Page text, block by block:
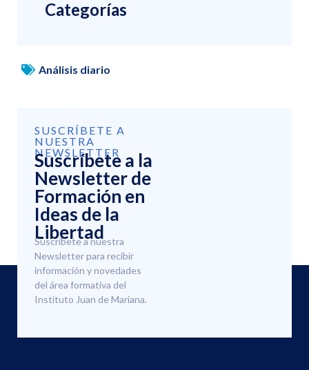
Categorías
Análisis diario
SUSCRÍBETE A
NUESTRA
NEWSLETTER
Suscríbete a la
Newsletter de
Formación en
Ideas de la
Libertad
Suscríbete a nuestra
Newsletter para recibir
información y novedades
del área formativa del
Instituto Juan de Mariana.